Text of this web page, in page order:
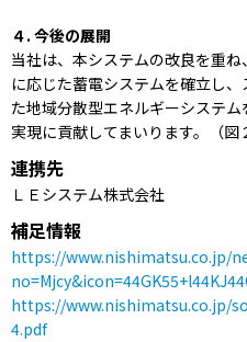
４. 今後の展開
当社は、本システムの改良を重
に応じた蓄電システムを確立し
た地域分散型エネルギーシステ
実現に貢献してまいります。（図
連携先
ＬＥシステム株式会社
補足情報
https://www.nishimatsu.co.jp/
https://www.nishimatsu.co.jp/
4.pdf